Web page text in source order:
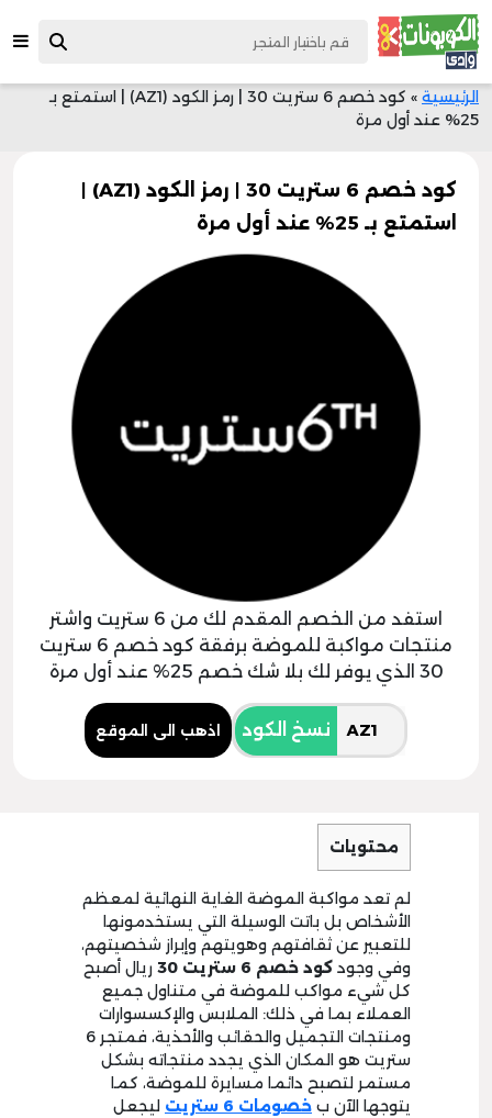
الرئيسية »
كود خصم 6 ستريت 30 | رمز الكود (AZ1) | استمتع بـ
25% عند أول مرة
كود خصم 6 ستريت 30 | رمز الكود (AZ1) |
استمتع بـ 25% عند أول مرة
استفد من الخصم المقدم لك من 6 ستريت واشتر
منتجات مواكبة للموضة برفقة كود خصم 6 ستريت
30 الذي يوفر لك بلا شك خصم 25% عند أول مرة
نسخ الكود اذهب الى الموقع
محتويات
لم تعد مواكبة الموضة الغاية النهائية لمعظم
الأشخاص بل باتت الوسيلة التي يستخدمونها
للتعبير عن ثقافتهم وهويتهم وإبراز شخصيتهم،
وفي وجود كود خصم 6 ستريت 30
ريال أصبح
كل شيء مواكب للموضة في متناول جميع
العملاء بما في ذلك: الملابس والإكسسوارات
ومنتجات التجميل والحقائب والأحذية، فمتجر 6
ستريت هو المكان الذي يجدد منتجاته بشكل
مستمر لتصبح دائما مسايرة للموضة، كما
يتوجها الآن ب خصومات 6 ستريت
ليجعل